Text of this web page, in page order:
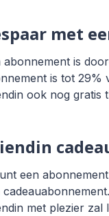
met
abonnement is
is tot 29%
ook nog gratis
een
met plezier zal